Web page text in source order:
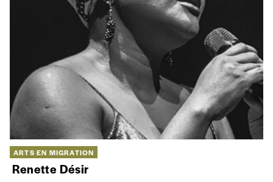
ARTS EN MIGRATION
Renette Désir